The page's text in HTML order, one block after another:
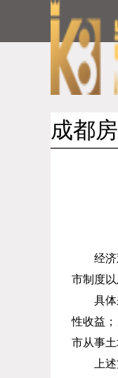
成都
经
市制度
具
性收益
市从事土
上